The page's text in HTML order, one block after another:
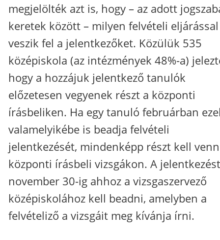
megjelölték azt is, hogy – az adott
keretek között – milyen felvételi eljárással
veszik fel a jelentkezőket. Közülük 535
középiskola (az intézmények 48%-a)
hogy a hozzájuk jelentkező tanulók
előzetesen vegyenek részt a központi
írásbeliken. Ha egy tanuló februárban
valamelyikébe is beadja felvételi
jelentkezését, mindenképp részt kell
központi írásbeli vizsgákon. A jelentkezést
november 30-ig ahhoz a vizsgaszervező
középiskolához kell beadni, amelyben a
felvételiző a vizsgáit meg kívánja írni.